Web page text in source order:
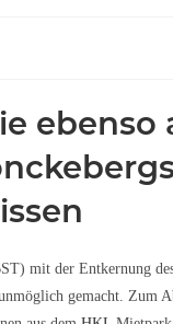
ebenso
mit der Entkernung
gemacht. Zum